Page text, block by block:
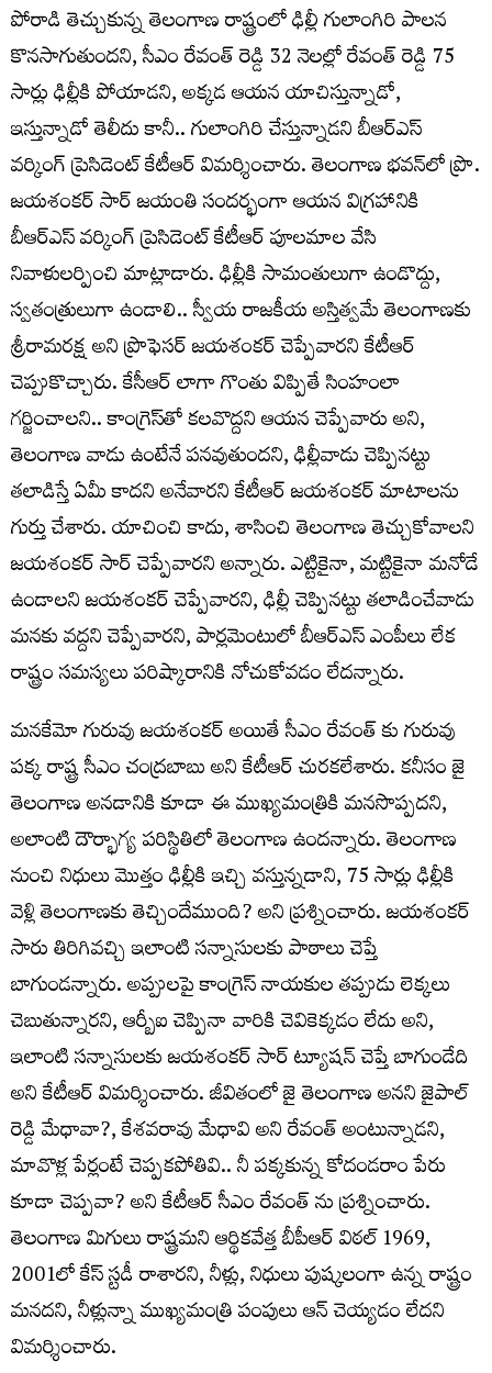
పోరాడి తెచ్చుకున్న తెలంగాణ రాష్ట్రంలో ఢిల్లీ గులాంగిరి పాలన
కొనసాగుతుందని, సీఎం రేవంత్ రెడ్డి 32 నెలల్లో రేవంత్ రెడ్డి 75
సార్లు ఢిల్లీకి పోయాడని, అక్కడ ఆయన యాచిస్తున్నాడో,
ఇస్తున్నాడో తెలీదు కానీ.. గులాంగిరి చేస్తున్నాడని బీఆర్ఎస్
వర్కింగ్ ప్రెసిడెంట్ కేటీఆర్ విమర్శించారు. తెలంగాణ భవన్‌లో ప్రొ.
జయశంకర్ సార్ జయంతి సందర్భంగా ఆయన విగ్రహానికి
బీఆర్ఎస్ వర్కింగ్ ప్రెసిడెంట్ కేటీఆర్ పూలమాల వేసి
నివాళులర్పించి మాట్లాడారు. ఢిల్లీకి సామంతులుగా ఉండొద్దు,
స్వతంత్రులుగా ఉండాలి.. స్వీయ రాజకీయ అస్తిత్వమే తెలంగాణకు
శ్రీరామరక్ష అని ప్రొఫెసర్ జయశంకర్ చెప్పేవారని కేటీఆర్
చెప్పుకొచ్చారు. కేసీఆర్ లాగా గొంతు విప్పితే సింహంలా
గర్జించాలని.. కాంగ్రెస్‌తో కలవొద్దని ఆయన చెప్పేవారు అని,
తెలంగాణ వాడు ఉంటేనే పనవుతుందని, ఢిల్లీవాడు చెప్పినట్టు
తలాడిస్తే ఏమీ కాదని అనేవారని కేటీఆర్ జయశంకర్ మాటాలను
గుర్తు చేశారు. యాచించి కాదు, శాసించి తెలంగాణ తెచ్చుకోవాలని
జయశంకర్ సార్ చెప్పేవారని అన్నారు. ఎట్టికైనా, మట్టికైనా మనోడే
ఉండాలని జయశంకర్ చెప్పేవారని, ఢిల్లీ చెప్పినట్టు తలాడించేవాడు
మనకు వద్దని చెప్పేవారని, పార్లమెంటులో బీఆర్ఎస్ ఎంపీలు లేక
రాష్ట్రం సమస్యలు పరిష్కారానికి నోచుకోవడం లేదన్నారు.
మనకేమో గురువు జయశంకర్ అయితే సీఎం రేవంత్ కు గురువు
పక్క రాష్ట్ర సీఎం చంద్రబాబు అని కేటీఆర్ చురకలేశారు. కనీసం జై
తెలంగాణ అనడానికి కూడా ఈ ముఖ్యమంత్రికి మనసొప్పదని,
అలాంటి దౌర్భాగ్య పరిస్థితిలో తెలంగాణ ఉందన్నారు. తెలంగాణ
నుంచి నిధులు మొత్తం ఢిల్లీకి ఇచ్చి వస్తున్నడాని, 75 సార్లు ఢిల్లీకి
వెళ్లి తెలంగాణకు తెచ్చిందేముంది? అని ప్రశ్నించారు. జయశంకర్
సారు తిరిగివచ్చి ఇలాంటి సన్నాసులకు పాఠాలు చెప్తే
బాగుండన్నారు. అప్పులపై కాంగ్రెస్ నాయకుల తప్పుడు లెక్కలు
చెబుతున్నారని, ఆర్బీఐ చెప్పినా వారికి చెవికెక్కడం లేదు అని,
ఇలాంటి సన్నాసులకు జయశంకర్ సార్ ట్యూషన్ చెప్తే బాగుండేది
అని కేటీఆర్ విమర్శించారు. జీవితంలో జై తెలంగాణ అనని జైపాల్
రెడ్డి మేధావా?, కేశవరావు మేధావి అని రేవంత్ అంటున్నాడని,
మావొళ్ల పేర్లంటే చెప్పకపోతివి.. నీ పక్కకున్న కోదండరాం పేరు
కూడా చెప్పవా? అని కేటీఆర్ సీఎం రేవంత్ ను ప్రశ్నించారు.
తెలంగాణ మిగులు రాష్ట్రమని ఆర్థికవేత్త బీపీఆర్ విఠల్ 1969,
2001లో కేస్ స్టడీ రాశారని, నీళ్లు, నిధులు పుష్కలంగా ఉన్న రాష్ట్రం
మనదని, నీళ్లున్నా ముఖ్యమంత్రి పంపులు ఆన్ చెయ్యడం లేదని
విమర్శించారు.